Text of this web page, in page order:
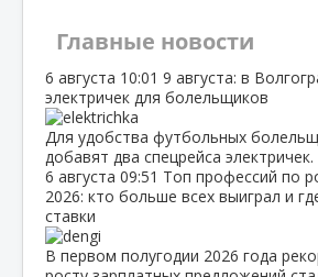
Главные новости
6 августа 10:01 9 августа: в
электричек для болельщиков
Для удобства футбольных
добавят два спецрейса электричек.
6 августа 09:51 Топ профессий по
2026: кто больше всех выиграл и
ставки
В первом полугодии 2026 года